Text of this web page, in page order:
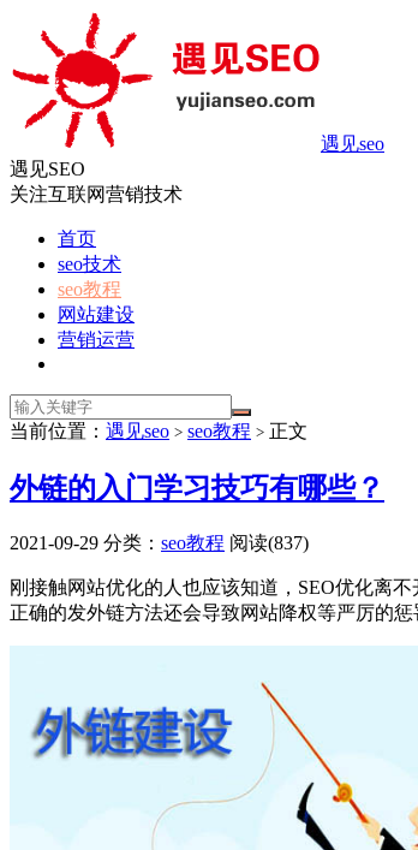
遇见seo
遇见SEO
关注互联网营销技术
首页
seo技术
seo教程
网站建设
营销运营
当前位置： 遇见seo > seo教程 > 正文
外链的入门学习技巧有哪些？
2021-09-29 分类： seo教程 阅读(837)
刚接触网站优化的人也应该知道，SEO优化离
正确的发外链方法还会导致网站降权等严厉的